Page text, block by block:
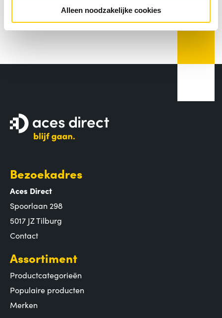
Alleen noodzakelijke cookies
Bezoekadres
Aces Direct
Spoorlaan 298
5017 JZ Tilburg
Contact
Assortiment
Productcategorieën
Populaire producten
Merken